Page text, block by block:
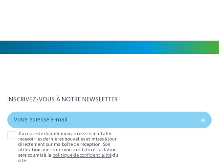
INSCRIVEZ-VOUS À NOTRE NEWSLETTER !
J'accepte de donner mon adresse e-mail afin
recevoir les dernières nouvelles et mises à jour
directement sur ma boîte de réception. Son
utilisation ainsi que mon droit de rétractation
sera soumis à la politique de confidentialitédu
site.